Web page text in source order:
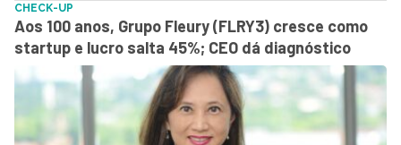
CHECK-UP
Aos 100 anos, Grupo Fleury (FLRY3) cresce como
startup e lucro salta 45%; CEO dá diagnóstico